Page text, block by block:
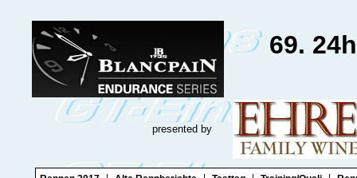
69.
presented by